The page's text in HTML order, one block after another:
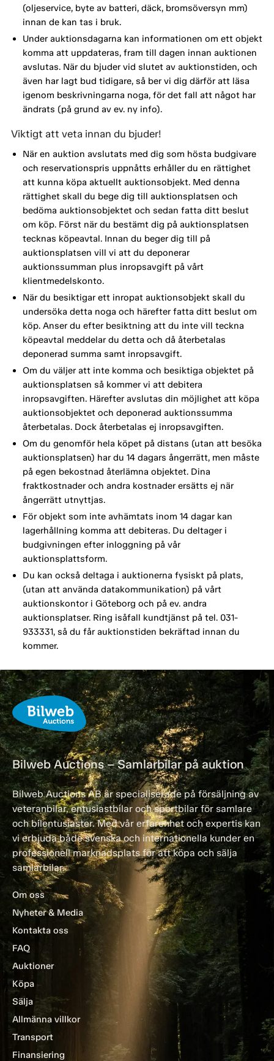
(oljeservice, byte av batteri, däck, bromsöversyn mm)
innan de kan tas i bruk.
Under auktionsdagarna kan informationen om ett objekt
komma att uppdateras, fram till dagen innan auktionen
avslutas. När du bjuder vid slutet av auktionstiden, och
även har lagt bud tidigare, så ber vi dig därför att läsa
igenom beskrivningarna noga, för det fall att något har
ändrats (på grund av ev. ny info).
Viktigt att veta innan du bjuder!
När en auktion avslutats med dig som hösta budgivare
och reservationspris uppnåtts erhåller du en rättighet
att kunna köpa aktuellt auktionsobjekt. Med denna
rättighet skall du bege dig till auktionsplatsen och
bedöma auktionsobjektet och sedan fatta ditt beslut
om köp. Först när du bestämt dig på auktionsplatsen
tecknas köpeavtal. Innan du beger dig till på
auktionsplatsen vill vi att du deponerar
auktionssumman plus inropsavgift på vårt
klientmedelskonto.
När du besiktigar ett inropat auktionsobjekt skall du
undersöka detta noga och härefter fatta ditt beslut om
köp. Anser du efter besiktning att du inte vill teckna
köpeavtal meddelar du detta och då återbetalas
deponerad summa samt inropsavgift.
Om du väljer att inte komma och besiktiga objektet på
auktionsplatsen så kommer vi att debitera
inropsavgiften. Härefter avslutas din möjlighet att köpa
auktionsobjektet och deponerad auktionssumma
återbetalas. Dock återbetalas ej inropsavgiften.
Om du genomför hela köpet på distans (utan att besöka
auktionsplatsen) har du 14 dagars ångerrätt, men måste
på egen bekostnad återlämna objektet. Dina
fraktkostnader och andra kostnader ersätts ej när
ångerrätt utnyttjas.
För objekt som inte avhämtats inom 14 dagar kan
lagerhållning komma att debiteras. Du deltager i
budgivningen efter inloggning på vår
auktionsplattsform.
Du kan också deltaga i auktionerna fysiskt på plats,
(utan att använda datakommunikation) på vårt
auktionskontor i Göteborg och på ev. andra
auktionsplatser. Ring isåfall kundtjänst på tel. 031-
933331, så du får auktionstiden bekräftad innan du
kommer.
Bilweb Auctions – Samlarbilar på auktion
Bilweb Auctions AB är specialiserade på försäljning av
veteranbilar, entusiastbilar och sportbilar för samlare
och bilentusiaster. Med vår erfarenhet och expertis kan
vi erbjuda både svenska och internationella kunder en
professionell marknadsplats för att köpa och sälja
samlarbilar.
Om oss
Nyheter & Media
Kontakta oss
FAQ
Auktioner
Köpa
Sälja
Allmänna villkor
Transport
Finansiering